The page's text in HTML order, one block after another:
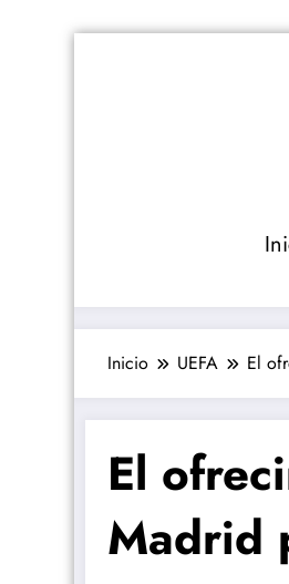
Inicio UEFA El
El
Madrid